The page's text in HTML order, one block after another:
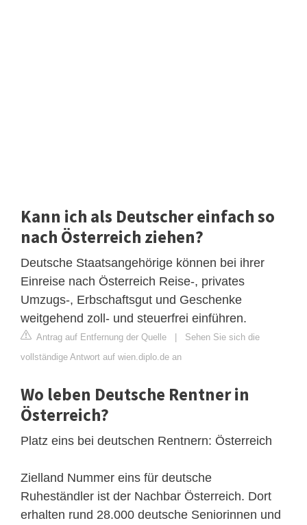
Kann ich als Deutscher einfach so
nach Österreich ziehen?
Deutsche Staatsangehörige können bei ihrer
Einreise nach Österreich Reise-, privates
Umzugs-, Erbschaftsgut und Geschenke
weitgehend zoll- und steuerfrei einführen.
Antrag auf Entfernung der Quelle | Sehen Sie sich die
vollständige Antwort auf wien.diplo.de an
Wo leben Deutsche Rentner in
Österreich?
Platz eins bei deutschen Rentnern: Österreich
Zielland Nummer eins für deutsche
Ruheständler ist der Nachbar Österreich. Dort
erhalten rund 28.000 deutsche Seniorinnen und